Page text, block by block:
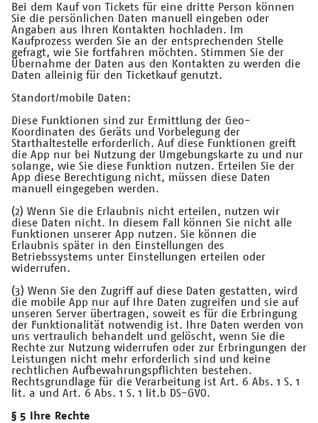
Bei dem Kauf von Tickets für eine dritte Person können
Sie die persönlichen Daten manuell eingeben oder
Angaben aus Ihren Kontakten hochladen. Im
Kaufprozess werden Sie an der entsprechenden Stelle
gefragt, wie Sie fortfahren möchten. Stimmen Sie der
Übernahme der Daten aus den Kontakten zu werden die
Daten alleinig für den Ticketkauf genutzt.
Standort/mobile Daten:
Diese Funktionen sind zur Ermittlung der Geo-
Koordinaten des Geräts und Vorbelegung der
Starthaltestelle erforderlich. Auf diese Funktionen greift
die App nur bei Nutzung der Umgebungskarte zu und nur
solange, wie Sie diese Funktion nutzen. Erteilen Sie der
App diese Berechtigung nicht, müssen diese Daten
manuell eingegeben werden.
(2) Wenn Sie die Erlaubnis nicht erteilen, nutzen wir
diese Daten nicht. In diesem Fall können Sie nicht alle
Funktionen unserer App nutzen. Sie können die
Erlaubnis später in den Einstellungen des
Betriebssystems unter Einstellungen erteilen oder
widerrufen.
(3) Wenn Sie den Zugriff auf diese Daten gestatten, wird
die mobile App nur auf Ihre Daten zugreifen und sie auf
unseren Server übertragen, soweit es für die Erbringung
der Funktionalität notwendig ist. Ihre Daten werden von
uns vertraulich behandelt und gelöscht, wenn Sie die
Rechte zur Nutzung widerrufen oder zur Erbringungen der
Leistungen nicht mehr erforderlich sind und keine
rechtlichen Aufbewahrungspflichten bestehen.
Rechtsgrundlage für die Verarbeitung ist Art. 6 Abs. 1 S. 1
lit. a und Art. 6 Abs. 1 S. 1 lit.b DS-GVO.
§ 5 Ihre Rechte